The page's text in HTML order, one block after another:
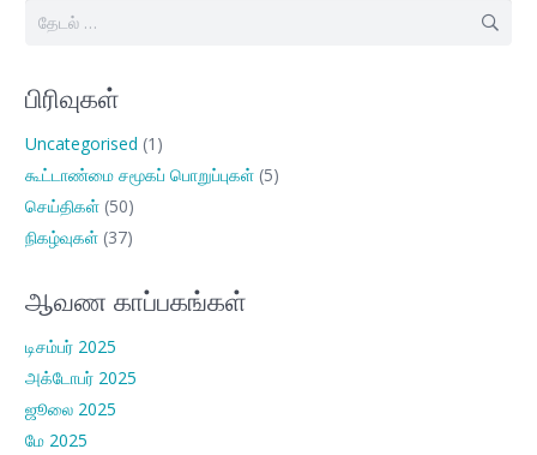
இதற்காகத்
பிரிவுகள்
Uncategorised (1)
கூட்டாண்மை சமூகப் பொறுப்புகள் (5)
செய்திகள் (50)
நிகழ்வுகள் (37)
ஆவண காப்பகங்கள்
டிசம்பர் 2025
அக்டோபர் 2025
ஜூலை 2025
மே 2025